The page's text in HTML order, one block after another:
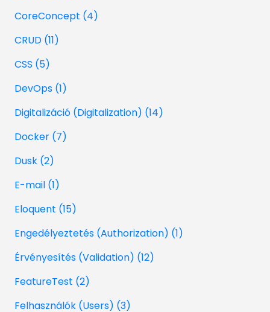
CoreConcept (4)
CRUD (11)
CSS (5)
DevOps (1)
Digitalizáció (Digitalization) (14)
Docker (7)
Dusk (2)
E-mail (1)
Eloquent (15)
Engedélyeztetés (Authorization) (1)
Érvényesítés (Validation) (12)
FeatureTest (2)
Felhasználók (Users) (3)